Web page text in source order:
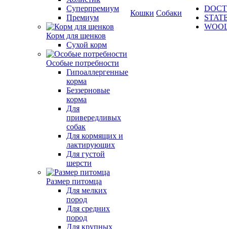
Суперпремиум
Премиум
Корм для щенков
Сухой корм
Особые потребности
Гипоаллергенные
корма
Беззерновые
корма
Для
привередливых
собак
Для кормящих и
лактирующих
Для густой
шерсти
Размер питомца
Для мелких
пород
Для средних
пород
Для крупных
Кошки Собаки